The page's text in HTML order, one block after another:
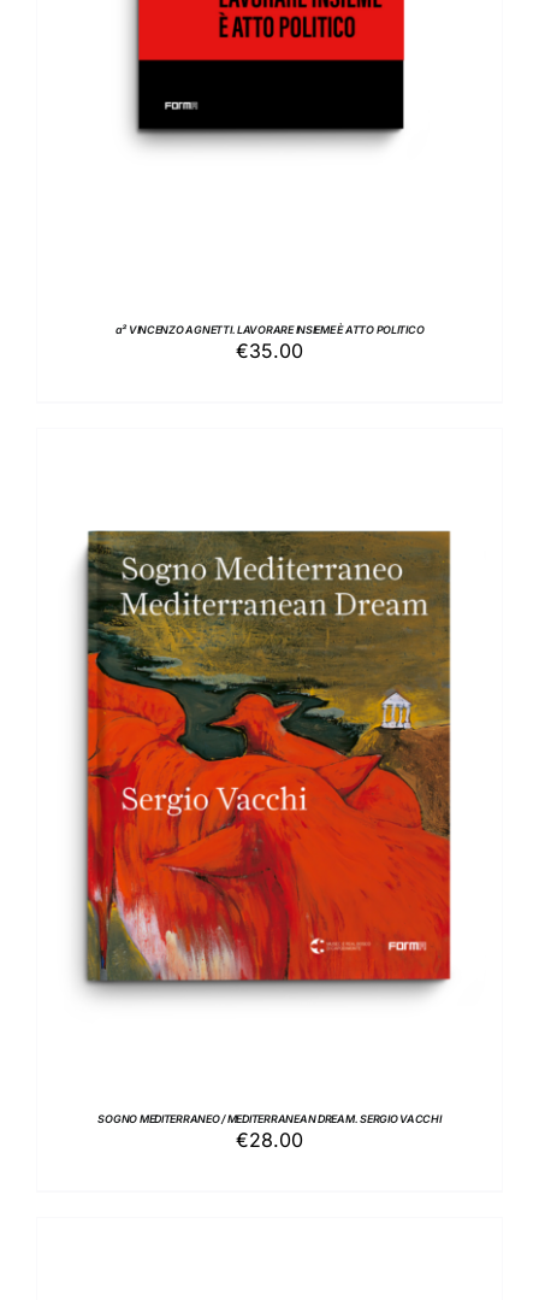
a² VINCENZO AGNETTI. LAVORARE INSIEME È ATTO POLITICO
€35.00
AGGIUNGI AL CARRELLO / DETTAGLI
SOGNO MEDITERRANEO / MEDITERRANEAN DREAM. SERGIO VACCHI
€28.00